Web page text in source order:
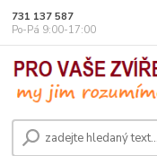
731 137 587
Po-Pá 9:00-17:00